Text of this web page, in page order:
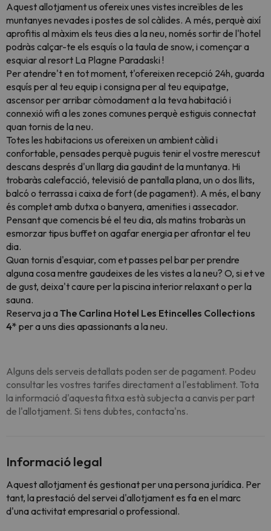
Aquest allotjament us ofereix unes vistes increïbles de les
muntanyes nevades i postes de sol càlides. A més, perquè així
aprofitis al màxim els teus dies a la neu, només sortir de l'hotel
podràs calçar-te els esquís o la taula de snow, i començar a
esquiar al resort La Plagne Paradaski !
Per atendre't en tot moment, t'ofereixen recepció 24h, guarda
esquís per al teu equip i consigna per al teu equipatge,
ascensor per arribar còmodament a la teva habitació i
connexió wifi a les zones comunes perquè estiguis connectat
quan tornis de la neu.
Totes les habitacions us ofereixen un ambient càlid i
confortable, pensades perquè puguis tenir el vostre merescut
descans després d'un llarg dia gaudint de la muntanya. Hi
trobaràs calefacció, televisió de pantalla plana, un o dos llits,
balcó o terrassa i caixa de fort (de pagament). A més, el bany
és complet amb dutxa o banyera, amenities i assecador.
Pensant que comencis bé el teu dia, als matins trobaràs un
esmorzar tipus buffet on agafar energia per afrontar el teu
dia.
Quan tornis d'esquiar, com et passes pel bar per prendre
alguna cosa mentre gaudeixes de les vistes a la neu? O, si et ve
de gust, deixa't caure per la piscina interior relaxant o per la
sauna.
Reserva ja aThe Carlina Hotel Les Etincelles Collections
4* per a uns dies apassionants a la neu.
Alguns dels serveis detallats poden ser de pagament. Podeu
consultar les vostres tarifes directament a l'establiment. Tota
la informació d'aquesta fitxa està subjecta a canvis per part
de l'allotjament. Si tens dubtes, contacta'ns.
Informació legal
Aquest allotjament és gestionat per una persona jurídica. Per
tant, la prestació del servei d'allotjament es fa en el marc
d'una activitat empresarial o professional.